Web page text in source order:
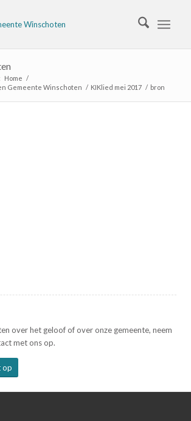
Home /
Gemeente Winschoten / KIKlied mei 2017 / bron
over het geloof of over onze gemeente, neem
met ons op.
op